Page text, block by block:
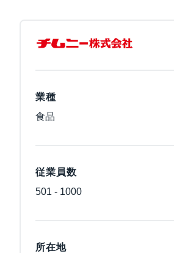
業種
食品
従業員数
501 - 1000
所在地